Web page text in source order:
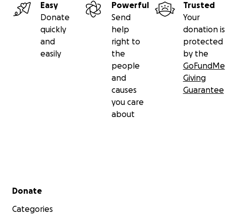
Easy
Donate
quickly
and
easily
Powerful
Send
help
right to
the
people
and
causes
you care
about
Trusted
Your
donation is
protected
by the
GoFundMe
Giving
Guarantee
Secondary menu
Donate
Categories